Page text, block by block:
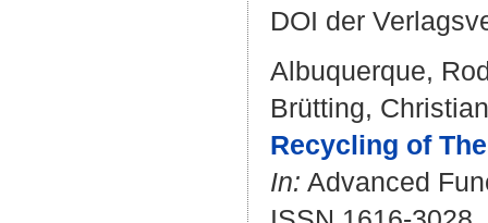
DOI der
Albuquerque,
Brütting, Christian
Recycling of
In: Advanced